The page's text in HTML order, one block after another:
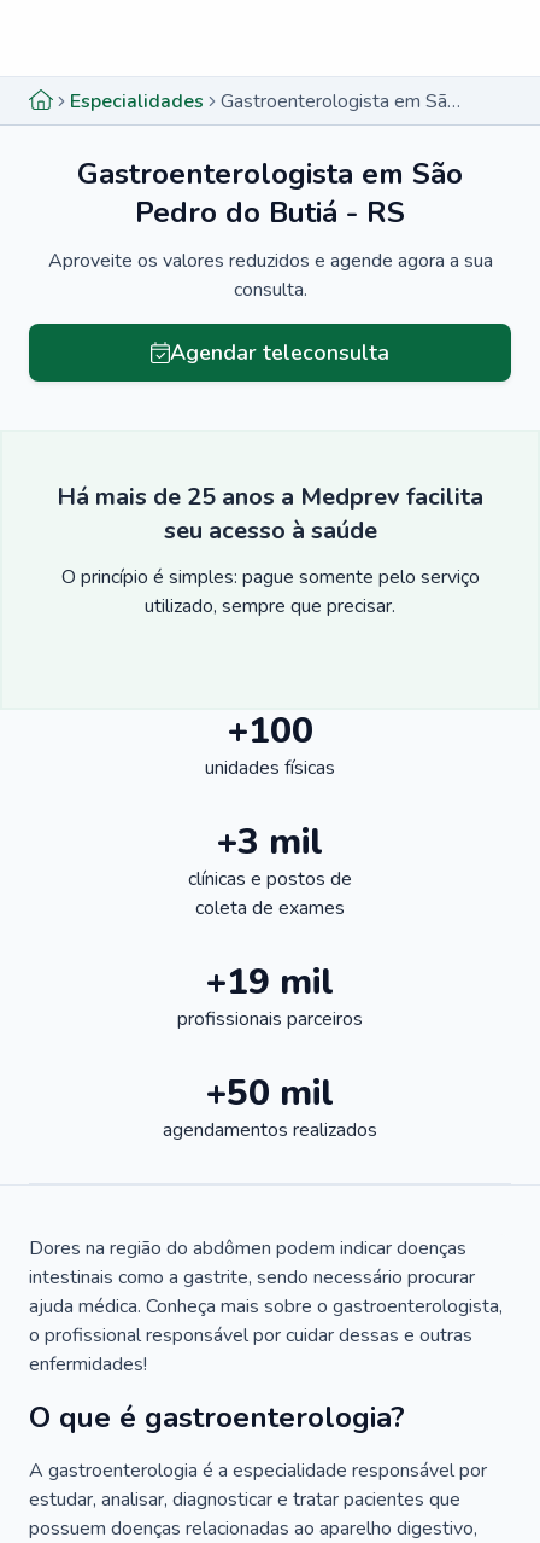
Especialidades Gastroenterologista em São Pedro do Butiá - RS
Gastroenterologista em São
Pedro do Butiá - RS
Aproveite os valores reduzidos e agende agora a sua
consulta.
Agendar teleconsulta
Há mais de 25 anos a Medprev facilita
seu acesso à saúde
O princípio é simples: pague somente pelo serviço
utilizado, sempre que precisar.
+100
unidades físicas
+3 mil
clínicas e postos de
coleta de exames
+19 mil
profissionais parceiros
+50 mil
agendamentos realizados
Dores na região do abdômen podem indicar doenças
intestinais como a gastrite, sendo necessário procurar
ajuda médica. Conheça mais sobre o gastroenterologista,
o profissional responsável por cuidar dessas e outras
enfermidades!
O que é gastroenterologia?
A gastroenterologia é a especialidade responsável por
estudar, analisar, diagnosticar e tratar pacientes que
possuem doenças relacionadas ao aparelho digestivo,